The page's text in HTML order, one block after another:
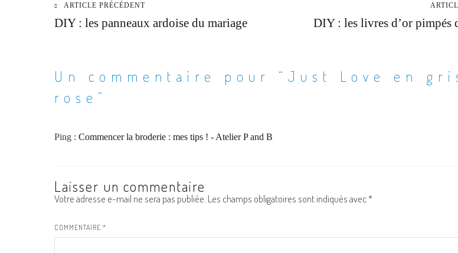
Navigation
l’article
ARTICLE PRÉCÉDENT
DIY : les panneaux ardoise du mariage DIY : les livres d’or pimpés
Un commentaire pour “ Just Love en
rose ”
Ping : Commencer la broderie : mes tips ! - Atelier P and B
Laisser un commentaire
Votre adresse e-mail ne sera pas publiée. Les champs obligatoires sont indiqués avec*
COMMENTAIRE *